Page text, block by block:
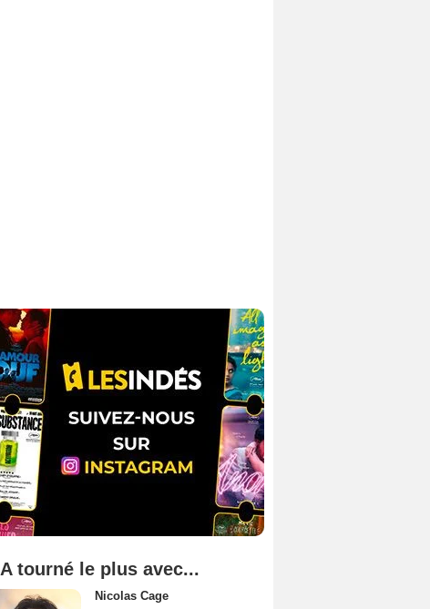
A tourné le plus avec...
Nicolas Cage